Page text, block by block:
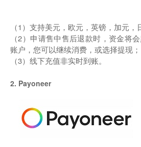
（1）支持美元，欧元，英镑，加元，
（2）申请售中售后退款时，资金将
账户，您可以继续消费，或选择提现；
（3）线下充值非实时到账。
2. Payoneer